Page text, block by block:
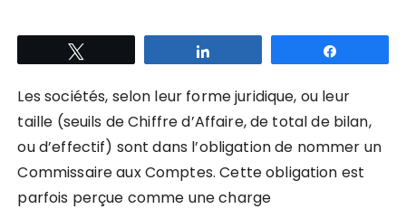
Les sociétés, selon leur forme juridique, ou leur
taille (seuils de Chiffre d’Affaire, de total de bilan,
ou d’effectif) sont dans l’obligation de nommer un
Commissaire aux Comptes. Cette obligation est
parfois perçue comme une charge